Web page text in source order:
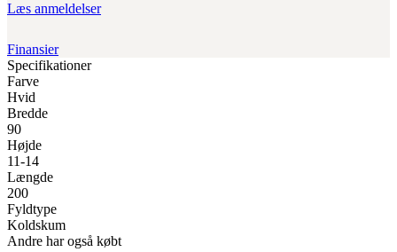
Læs anmeldelser
Finansier
Specifikationer
Farve
Hvid
Bredde
90
Højde
11-14
Længde
200
Fyldtype
Koldskum
Andre har også købt